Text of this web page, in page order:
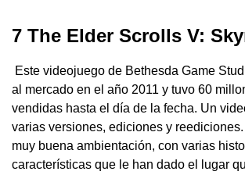
7 The Elder Scrolls V:
Este videojuego de Bethesda Game
al mercado en el año 2011 y tuvo 60
vendidas hasta el día de la fecha. Un
varias versiones, ediciones y
muy buena ambientación, con varias
características que le han dado el lugar